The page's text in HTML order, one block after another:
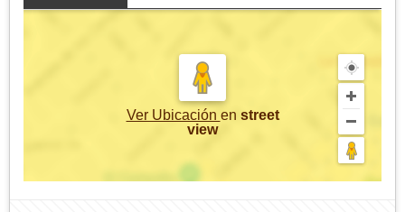
Ver Ubicación en street
view